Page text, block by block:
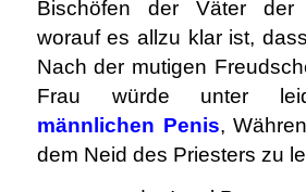
Bischöfen der Väter der
worauf es allzu klar ist,
Nach der mutigen
Frau würde unter
männlichen Penis,
dem Neid des Priesters zu